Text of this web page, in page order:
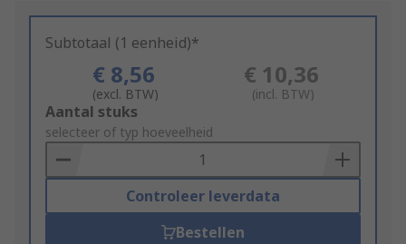
Subtotaal (1 eenheid)*
€ 8,56
(excl. BTW)
€ 10,36
(incl. BTW)
Add
to
Basket
Aantal stuks
selecteer of typ hoeveelheid
Controleer leverdata
Bestellen